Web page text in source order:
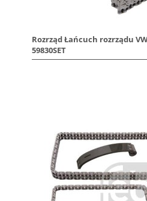
Rozrząd Łańcuch rozrządu
59830SET